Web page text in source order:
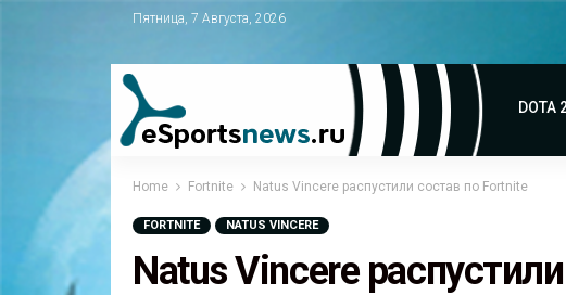
Пятница, 7 Августа, 2026
DOTA
Home Fortnite Natus Vincere распустили состав по Fortnite
FORTNITE NATUS VINCERE
Natus Vincere